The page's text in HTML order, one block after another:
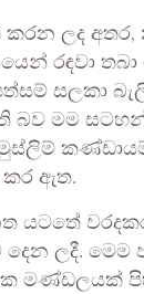
කරන ලද
රඳවා
සලකා
මම සටහන්
කර ඇත.
යටතේ
ලදී. මෙම
මණ්ඩලයක්